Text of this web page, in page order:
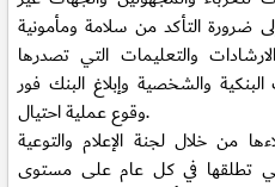
ضرورة التأكد من سلامة ومأمونية
والتعليمات التي تصدرها
والشخصية وإبلاغ البنك فور
وقوع عملية احتيال.
من خلال لجنة الإعلام والتوعية
تطلقها في كل عام على مستوى